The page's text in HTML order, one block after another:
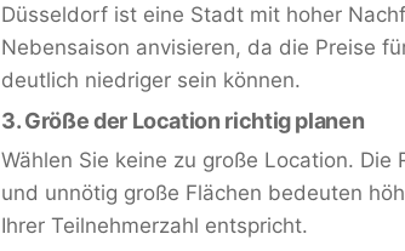
Düsseldorf ist eine Stadt mit hoher
Nebensaison anvisieren, da die Preise
deutlich niedriger sein können.
3.Größe der Location richtig planen
Wählen Sie keine zu große Location.
und unnötig große Flächen bedeuten
Ihrer Teilnehmerzahl entspricht.